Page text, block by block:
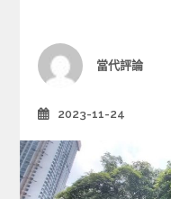
i
e
Author
當代評論
2023-11-24